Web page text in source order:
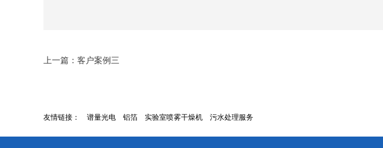
上一篇： 客户案例三
友情链接： 谱量光电 铝箔 实验室喷雾干燥机 污水处理服务